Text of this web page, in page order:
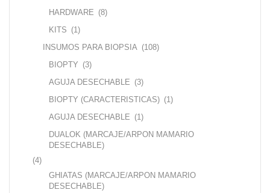
HARDWARE (8)
KITS (1)
INSUMOS PARA BIOPSIA (108)
BIOPTY (3)
AGUJA DESECHABLE (3)
BIOPTY (CARACTERISTICAS) (1)
AGUJA DESECHABLE (1)
DUALOK (MARCAJE/ARPON MAMARIO
DESECHABLE)
(4)
GHIATAS (MARCAJE/ARPON MAMARIO
DESECHABLE)